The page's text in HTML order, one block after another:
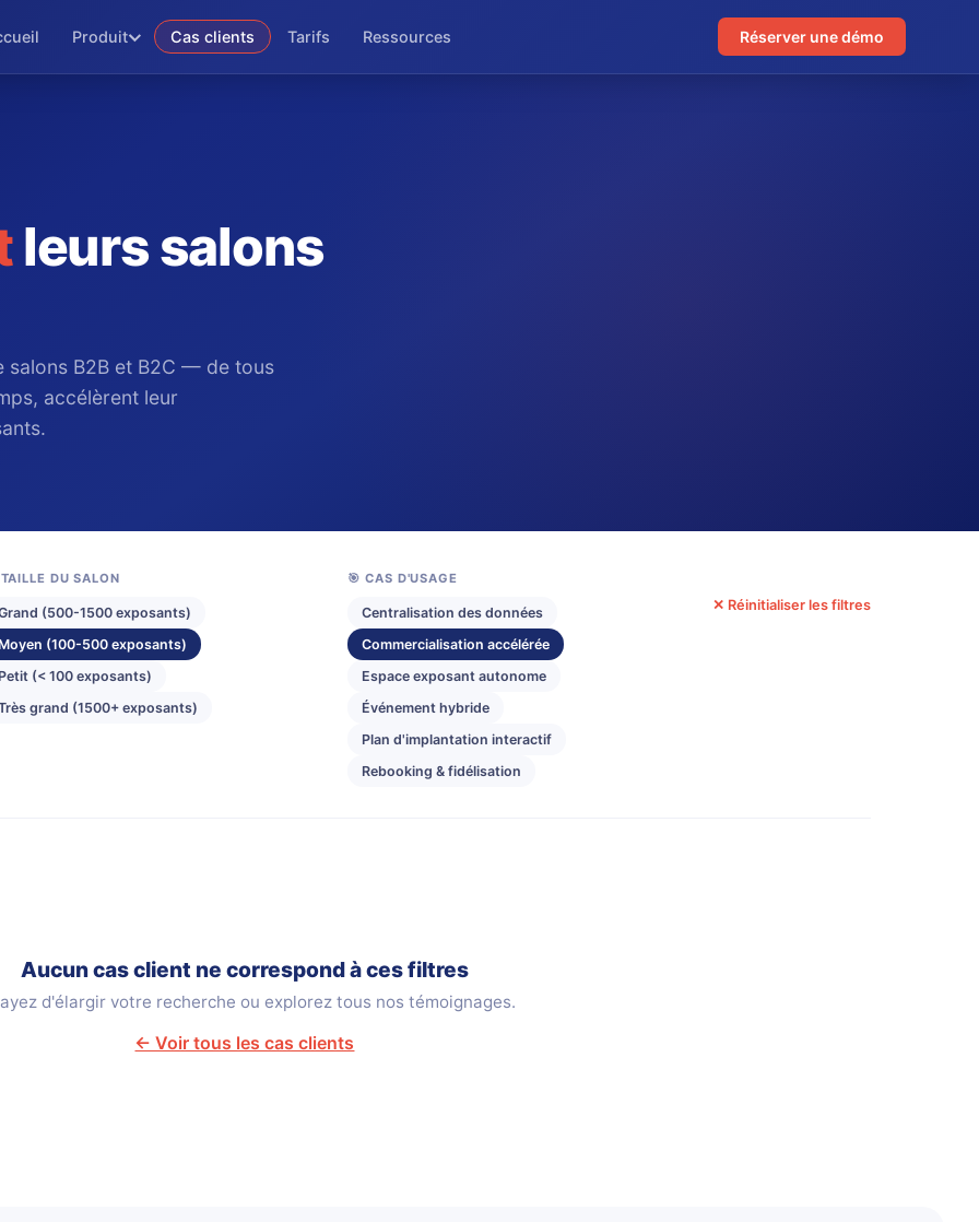
Produit Cas clients Tarifs Ressources Réserver une démo
leurs salons
salons B2B et B2C — de tous
accélèrent leur
DU SALON
(500-1500 exposants)
(100-500 exposants)
Petit (< 100 exposants)
grand (1500+ exposants)
🎯 CAS D'USAGE
Centralisation des données
Commercialisation accélérée
Espace exposant autonome
Événement hybride
Plan d'implantation interactif
Rebooking & fidélisation
✕ Réinitialiser les filtres
Aucun cas client ne correspond à ces filtres
d'élargir votre recherche ou explorez tous nos témoignages.
← Voir tous les cas clients